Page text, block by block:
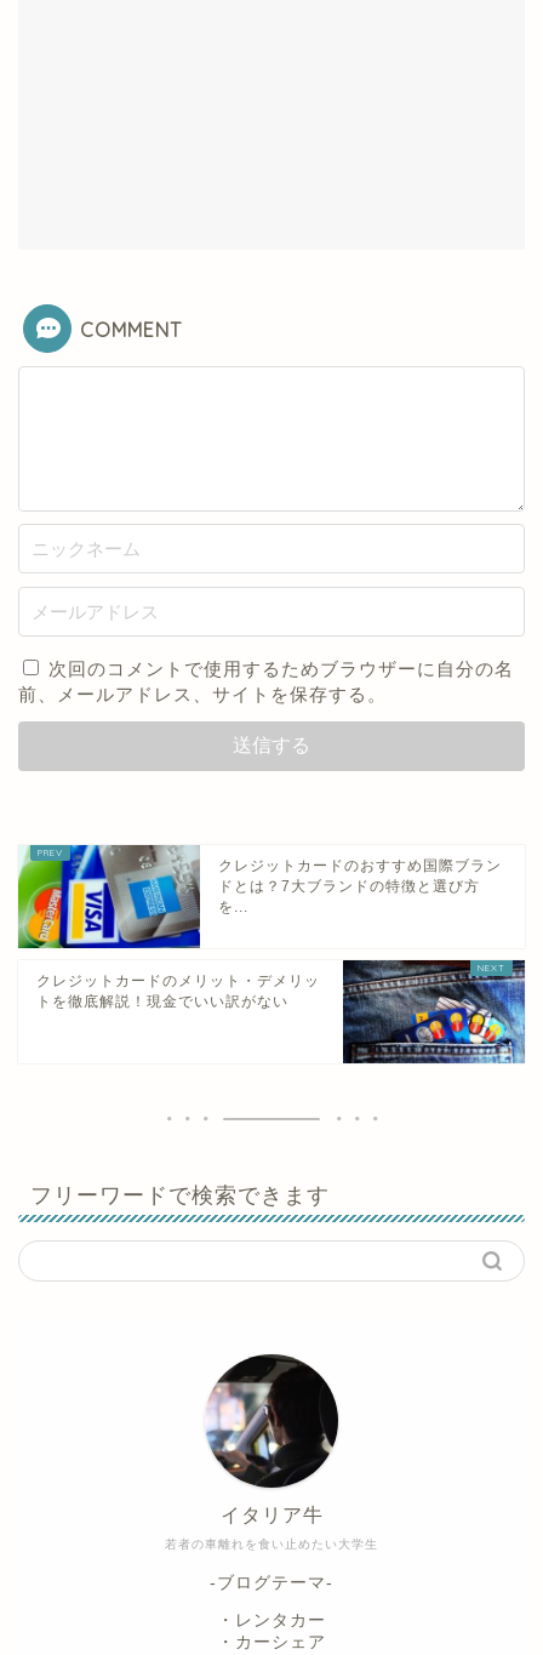
COMMENT
次回のコメントで使用するためブラウザーに自分の名
前、メールアドレス、サイトを保存する。
クレジットカードのおすすめ国際ブラン
ドとは？7大ブランドの特徴と選び方
を...
クレジットカードのメリット・デメリッ
トを徹底解説！現金でいい訳がない
フリーワードで検索できます
若者の車離れを食い止めたい大学生
イタリア牛
-ブログテーマ-
・レンタカー
・カーシェア